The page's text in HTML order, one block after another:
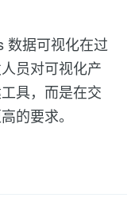
数据可视化在过
员对可视化产
具，而是在交
的要求。